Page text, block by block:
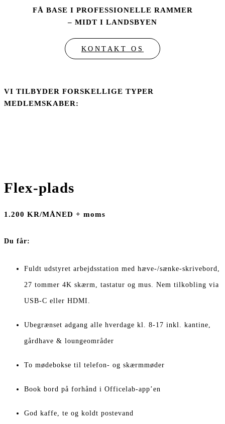
FÅ BASE I PROFESSIONELLE RAMMER
– MIDT I LANDSBYEN
KONTAKT OS
VI TILBYDER FORSKELLIGE TYPER
MEDLEMSKABER:
Flex-plads
1.200 KR/MÅNED + moms
Du får:
Fuldt udstyret arbejdsstation med hæve-/sænke-skrivebord,
27 tommer 4K skærm, tastatur og mus. Nem tilkobling via
USB-C eller HDMI.
Ubegrænset adgang alle hverdage kl. 8-17 inkl. kantine,
gårdhave & loungeområder
To mødebokse til telefon- og skærmmøder
Book bord på forhånd i Officelab-app’en
God kaffe, te og koldt postevand